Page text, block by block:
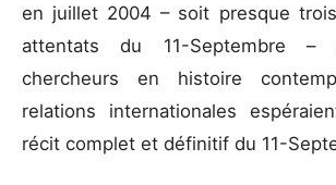
en juillet 2004 – soit presque
attentats du 11-Septembre –
chercheurs en histoire
relations internationales
récit complet et définitif du 11-